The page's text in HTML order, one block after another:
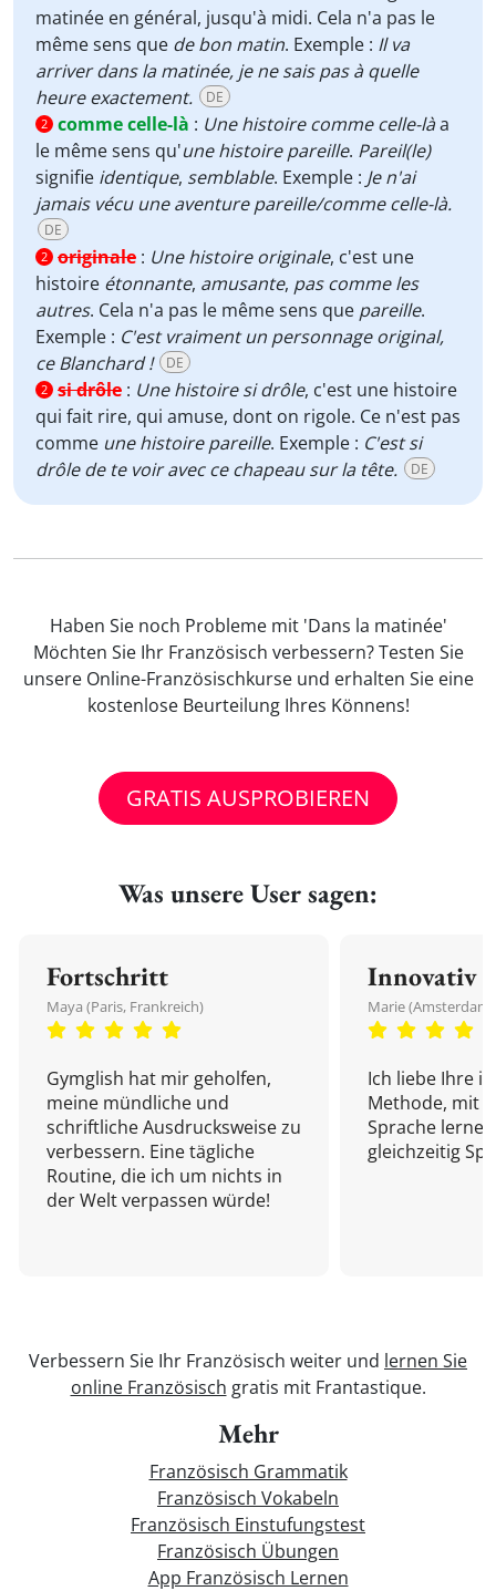
matinée en général, jusqu'à midi. Cela n'a pas le
même sens que de bon matin. Exemple : Il va
arriver dans la matinée, je ne sais pas à quelle
heure exactement.
DE
2 comme celle-là : Une histoire comme celle-làa
le même sens qu'une histoire pareille. Pareil(le)
signifie identique, semblable. Exemple : Je n'ai
jamais vécu une aventure pareille/comme celle-là.
DE
2 originale : Une histoire originale, c'est une
histoire étonnante, amusante, pas comme les
autres. Cela n'a pas le même sens que pareille.
Exemple : C'est vraiment un personnage original,
ce Blanchard !
DE
2 si drôle : Une histoire si drôle, c'est une histoire
qui fait rire, qui amuse, dont on rigole. Ce n'est pas
comme une histoire pareille. Exemple : C'est si
drôle de te voir avec ce chapeau sur la tête.
DE
Haben Sie noch Probleme mit 'Dans la matinée'
Möchten Sie Ihr Französisch verbessern? Testen Sie
unsere Online-Französischkurse und erhalten Sie eine
kostenlose Beurteilung Ihres Könnens!
GRATIS AUSPROBIEREN
Was unsere User sagen:
Fortschritt
Maya (Paris, Frankreich)
Gymglish hat mir geholfen,
meine mündliche und
schriftliche Ausdrucksweise zu
verbessern. Eine tägliche
Routine, die ich um nichts in
der Welt verpassen würde!
Innovativ
Marie
Ich liebe Ihre
Methode, mit
Sprache
gleichzeitig
Verbessern Sie Ihr Französisch weiter und lernen Sie
online Französisch gratis mit Frantastique.
Mehr
Französisch Grammatik
Französisch Vokabeln
Französisch Einstufungstest
Französisch Übungen
App Französisch Lernen